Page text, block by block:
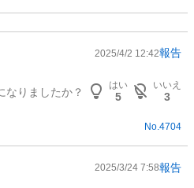
2025/4/2 12:42報告
なりましたか？
はい
5
いいえ
3
No.4704
2025/3/24 7:58報告